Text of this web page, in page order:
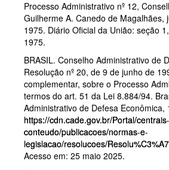
Processo Administrativo nº 12,
Guilherme A. Canedo de Magalhães,
1975. Diário Oficial da União: seção
1975.
BRASIL. Conselho Administrativo de
Resolução nº 20, de 9 de junho de
complementar, sobre o Processo
termos do art. 51 da Lei 8.884/94.
Administrativo de Defesa Econômica,
https://cdn.cade.gov.br/Portal/
conteudo/publicacoes/normas-e-
legislacao/resolucoes/
Acesso em: 25 maio 2025.